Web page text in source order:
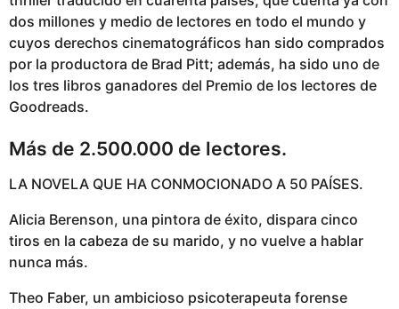
dos millones y medio de lectores en todo el mundo y
cuyos derechos cinematográficos han sido comprados
por la productora de Brad Pitt; además, ha sido uno de
los tres libros ganadores del Premio de los lectores de
Goodreads.
Más de 2.500.000 de lectores.
LA NOVELA QUE HA CONMOCIONADO A 50 PAÍSES.
Alicia Berenson, una pintora de éxito, dispara cinco
tiros en la cabeza de su marido, y no vuelve a hablar
nunca más.
Theo Faber, un ambicioso psicoterapeuta forense